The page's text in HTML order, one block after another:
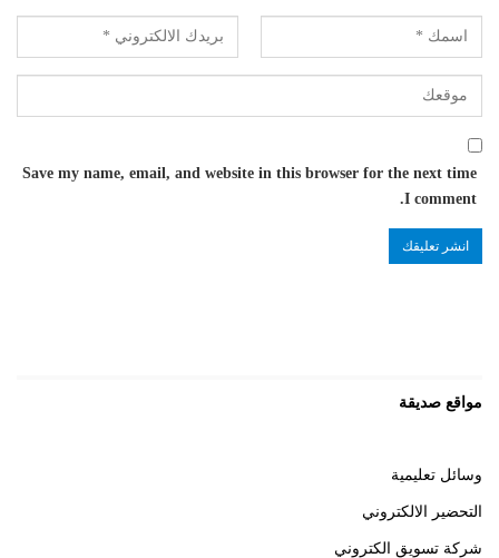
Save my name, email, and website in this browser for the next time
I comment.
مواقع صديقة
وسائل تعليمية
التحضير الالكتروني
شركة تسويق الكتروني